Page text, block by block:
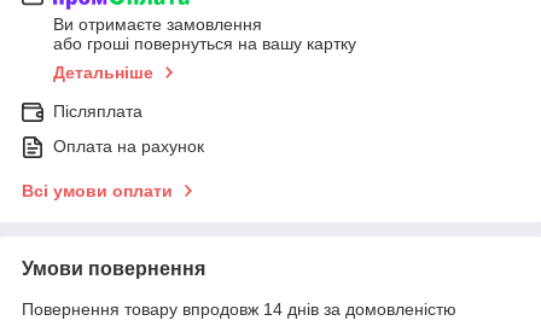
Ви отримаєте замовлення
або гроші повернуться на вашу картку
Детальніше
Післяплата
Оплата на рахунок
Всі умови оплати
Умови повернення
Повернення товару впродовж 14 днів за домовленістю